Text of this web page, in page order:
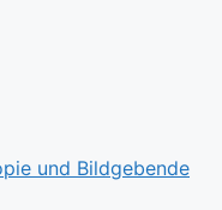
und Bildgebende